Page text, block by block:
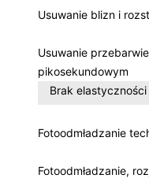
Usuwanie blizn i
Usuwanie
pikosekundowym
Brak
Fotoodmładzanie
Fotoodmładzanie,